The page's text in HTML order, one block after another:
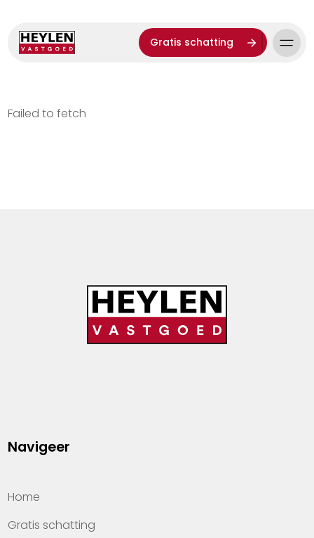
Gratis schatting
Failed to fetch
Navigeer
Home
Gratis schatting